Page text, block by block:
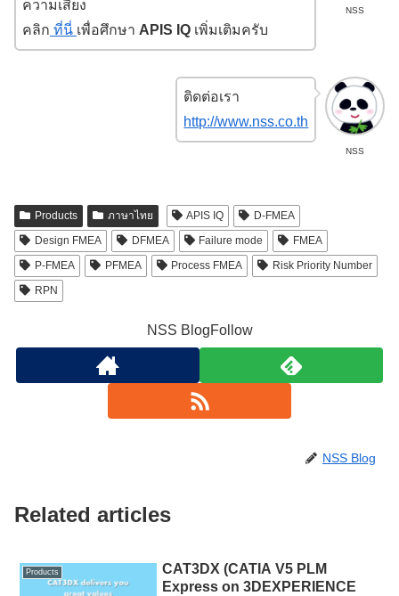
NSS
ความเสี่ยง
คลิก ที่นี่ เพื่อศึกษา APIS IQ เพิ่มเติมครับ
NSS
ติดต่อเรา
http://www.nss.co.th
Products ภาษาไทย APIS IQ
D-FMEA
Design FMEA
DFMEA Failure mode
FMEA
P-FMEA
PFMEA Process FMEA
Risk Priority Number
RPN
NSS BlogFollow
NSS Blog
Related articles
Products
CAT3DX (CATIA V5 PLM
Express on 3DEXPERIENCE